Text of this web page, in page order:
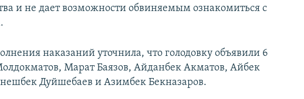
и не дает возможности обвиняемым ознакомиться с
наказаний уточнила, что голодовку объявили 6
Марат Баязов, Айданбек Акматов, Айбек
Дуйшебаев и Азимбек Бекназаров.